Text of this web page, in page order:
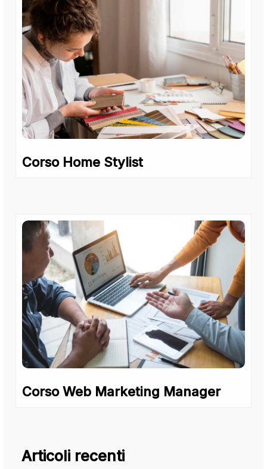
Corso Home Stylist
Corso Web Marketing Manager
Articoli recenti